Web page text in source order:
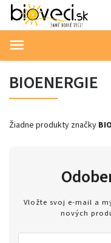
BIOENERGIE
Žiadne produkty značky
Vložte svoj e-mail a
nových